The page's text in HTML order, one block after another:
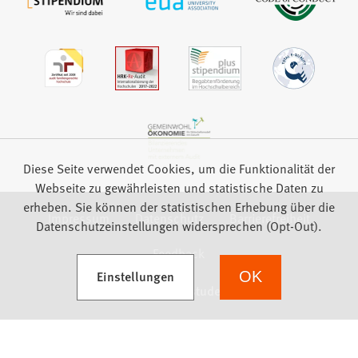
Impressum Datenschutz
Barrierefreiheit
Feedback
Diese Seite verwendet Cookies, um die Funktionalität der
Webseite zu gewährleisten und statistische Daten zu
erheben. Sie können der statistischen Erhebung über die
Datenschutzeinstellungen widersprechen (Opt-Out).
Einstellungen
(Öffnet in einem neuen Tab) OK